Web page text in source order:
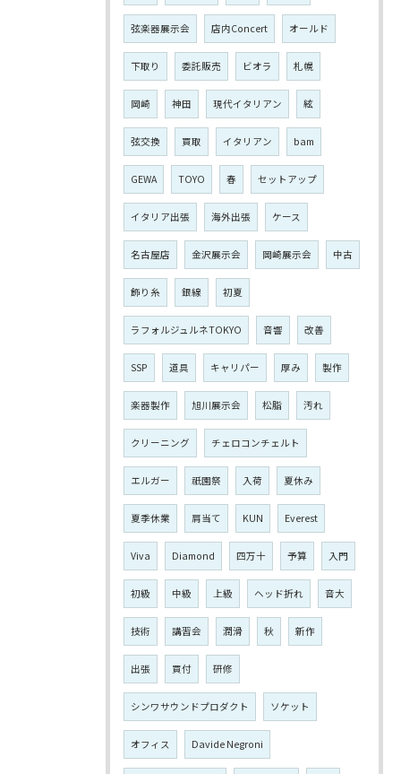
弦楽器展示会 店内Concert オールド
下取り 委託販売 ビオラ 札幌
岡崎 神田 現代イタリアン 絃
弦交換 買取 イタリアン bam
GEWA TOYO 春 セットアップ
イタリア出張 海外出張 ケース
名古屋店 金沢展示会 岡崎展示会 中古
飾り糸 銀線 初夏
ラフォルジュルネTOKYO 音響 改善
SSP 道具 キャリパー 厚み 製作
楽器製作 旭川展示会 松脂 汚れ
クリーニング チェロコンチェルト
エルガー 祇園祭 入荷 夏休み
夏季休業 肩当て KUN Everest
Viva Diamond 四万十 予算 入門
初級 中級 上級 ヘッド折れ 音大
技術 講習会 潤滑 秋 新作
出張 買付 研修
シンワサウンドプロダクト ソケット
オフィス Davide Negroni